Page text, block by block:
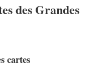
des Grandes
cartes